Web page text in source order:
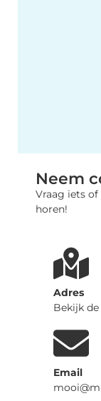
Neem
Vraag iets
horen!
Email
Adres
Bekijk